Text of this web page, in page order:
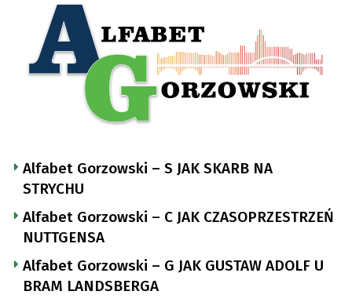
Alfabet Gorzowski – S JAK SKARB NA
STRYCHU
Alfabet Gorzowski – C JAK CZASOPRZESTRZEŃ
NUTTGENSA
Alfabet Gorzowski – G JAK GUSTAW ADOLF U
BRAM LANDSBERGA